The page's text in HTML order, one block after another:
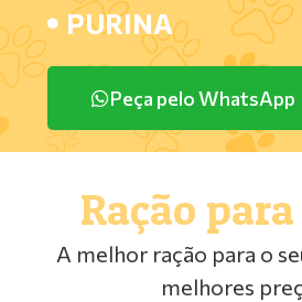
PURINA
Peça pelo WhatsApp
Ração
A melhor ração para o
melhores